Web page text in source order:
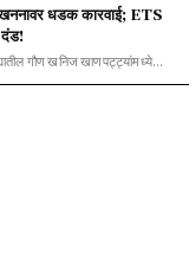
धडक कारवाई; ETS
दंड!
गौण खनिज खाणपट्ट्यांमध्ये...